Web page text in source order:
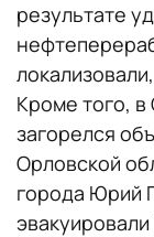
результате
Кроме того,
загорелся
Орловской
города Юрий